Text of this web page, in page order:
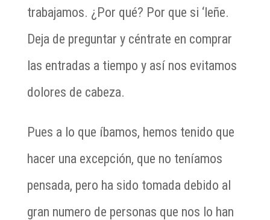
trabajamos. ¿Por qué? Por que si ‘leñe.
Deja de preguntar y céntrate en comprar
las entradas a tiempo y así nos evitamos
dolores de cabeza.
Pues a lo que íbamos, hemos tenido que
hacer una excepción, que no teníamos
pensada, pero ha sido tomada debido al
gran numero de personas que nos lo han